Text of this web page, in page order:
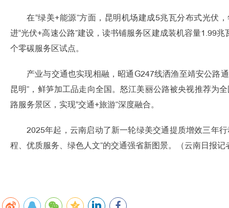
在“绿美+能源”方面，昆明机场建成5兆瓦分布式光伏
进“光伏+高速公路”建设，读书铺服务区建成装机容量1.99
个零碳服务区试点。
产业与交通也实现相融，昭通G247线洒渔至靖安公路
昆明”，鲜笋加工品走向全国。怒江美丽公路被央视推荐为
路服务景区，实现“交通+旅游”深度融合。
2025年起，云南启动了新一轮绿美交通提质增效三年
程、优质服务、绿色人文”的交通强省新图景。（云南日报记